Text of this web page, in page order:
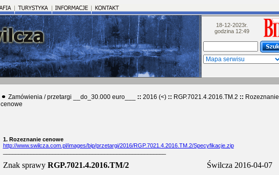
18-12-2023r.
godzina 12:49
Zamówienia / przetargi __do_30.000 euro___ :: 2016 (<) :: RGP.7021.4.2016.TM.2 :: Rozeznanie
cenowe
1. Rozeznanie cenowe
http://www.swilcza.com.pl/images/bip/przetargi/2016/RGP.7021.4.2016.TM.2/Specyfikacje.zip
Znak sprawy RGP.7021.4.2016.TM/2 Świlcza 2016-04-07